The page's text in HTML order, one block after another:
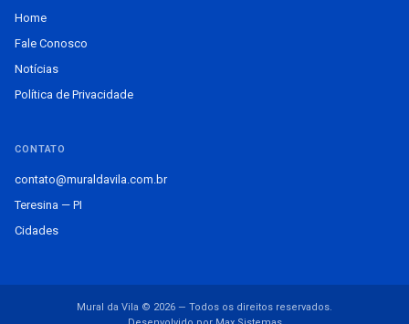
Home
Fale Conosco
Notícias
Política de Privacidade
CONTATO
contato@muraldavila.com.br
Teresina — PI
Cidades
Mural da Vila © 2026 — Todos os direitos reservados.